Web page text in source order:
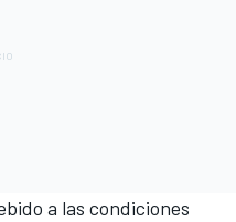
a las condiciones